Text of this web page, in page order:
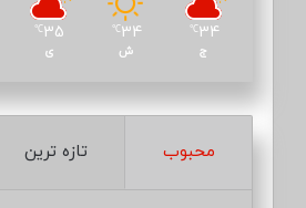
34
℃
ج
34
℃
ش
35
℃
ی
محبوب تازه ترین